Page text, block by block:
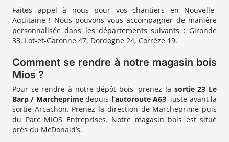
Faites appel à nous pour vos chantiers en Nouvelle-
Aquitaine ! Nous pouvons vous accompagner de manière
personnalisée dans les départements suivants : Gironde
33, Lot-et-Garonne 47, Dordogne 24, Corrèze 19.
Comment se rendre à notre magasin bois
Mios ?
Pour se rendre à notre dépôt bois, prenez la sortie 23 Le
Barp / Marcheprimedepuis l’autoroute A63, juste avant la
sortie Arcachon. Prenez la direction de Marcheprime puis
du Parc MIOS Entreprises. Notre magasin bois est situé
près du McDonald’s.